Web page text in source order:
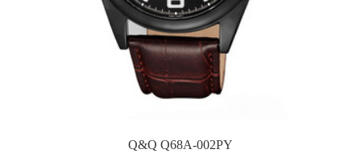
Q&Q Q68A-002PY